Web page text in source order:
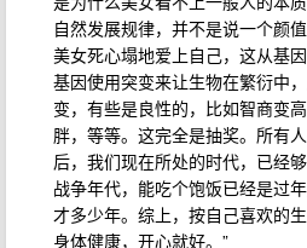
自然发展规律，并不是说一个颜
美女死心塌地爱上自己，这从基
基因使用突变来让生物在繁衍中
变，有些是良性的，比如智商变
胖，等等。这完全是抽奖。所有
后，我们现在所处的时代，已经
战争年代，能吃个饱饭已经是过
才多少年。综上，按自己喜欢的
身体健康，开心就好。”